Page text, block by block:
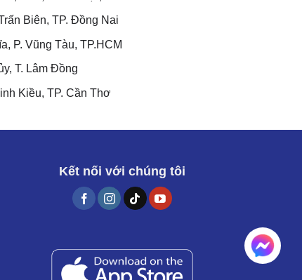
Biên, TP. Đồng Nai
P. Vũng Tàu, TP.HCM
T. Lâm Đồng
Kiều, TP. Cần Thơ
Kết nối với chúng tôi